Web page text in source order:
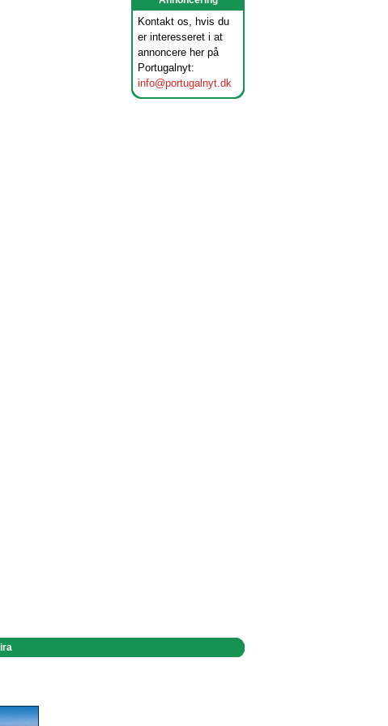
Kontakt os, hvis du
er interesseret i at
annoncere her på
Portugalnyt:
info@portugalnyt.dk